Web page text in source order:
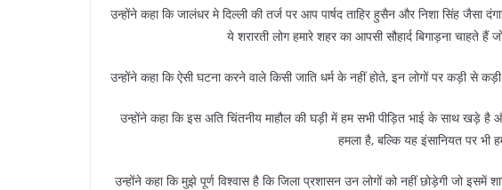
उन्होंने कहा कि जालंधर मे दिल्ली की तर्ज पर आप पार्षद ताहिर हुसैन और निशा सिंह जैसा
ये शरारती लोग हमारे शहर का आपसी सौहार्द बिगाड़ना चाहते हैं
उन्होंने कहा कि ऐसी घटना करने वाले किसी जाति धर्म के नहीं होते, इन लोगों पर कड़ी से कड़ी
उन्होंने कहा कि इस अति चिंतनीय माहौल की घड़ी में हम सभी पीड़ित भाई के साथ खड़े है
हमला है, बल्कि यह इंसानियत पर भी
उन्होंने कहा कि मुझे पूर्ण विश्वास है कि जिला प्रशासन उन लोगों को नहीं छोड़ेगी जो इसमें